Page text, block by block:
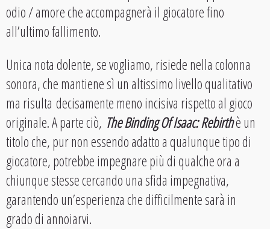
odio / amore che accompagnerà il giocatore fino
all’ultimo fallimento.
Unica nota dolente, se vogliamo, risiede nella colonna
sonora, che mantiene sì un altissimo livello qualitativo
ma risulta decisamente meno incisiva rispetto al gioco
originale. A parte ciò, The Binding Of Isaac: Rebirthè un
titolo che, pur non essendo adatto a qualunque tipo di
giocatore, potrebbe impegnare più di qualche ora a
chiunque stesse cercando una sfida impegnativa,
garantendo un’esperienza che difficilmente sarà in
grado di annoiarvi.